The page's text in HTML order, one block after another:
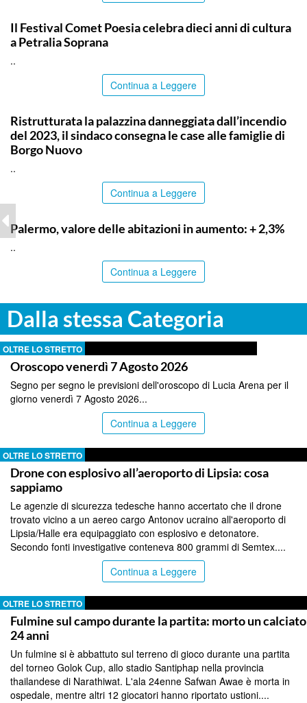
Il Festival Comet Poesia celebra dieci anni di cultura
a Petralia Soprana
..
Continua a Leggere
Ristrutturata la palazzina danneggiata dall’incendio
del 2023, il sindaco consegna le case alle famiglie di
Borgo Nuovo
..
Continua a Leggere
Palermo, valore delle abitazioni in aumento: + 2,3%
..
Continua a Leggere
Dalla stessa Categoria
OLTRE LO STRETTO
Oroscopo venerdì 7 Agosto 2026
Segno per segno le previsioni dell'oroscopo di Lucia Arena per il
giorno venerdì 7 Agosto 2026...
Continua a Leggere
OLTRE LO STRETTO
Drone con esplosivo all’aeroporto di Lipsia: cosa
sappiamo
Le agenzie di sicurezza tedesche hanno accertato che il drone
trovato vicino a un aereo cargo Antonov ucraino all'aeroporto di
Lipsia/Halle era equipaggiato con esplosivo e detonatore.
Secondo fonti investigative conteneva 800 grammi di Semtex....
Continua a Leggere
OLTRE LO STRETTO
Fulmine sul campo durante la partita: morto un
24 anni
Un fulmine si è abbattuto sul terreno di gioco durante una partita
del torneo Golok Cup, allo stadio Santiphap nella provincia
thailandese di Narathiwat. L'ala 24enne Safwan Awae è morta in
ospedale, mentre altri 12 giocatori hanno riportato ustioni....